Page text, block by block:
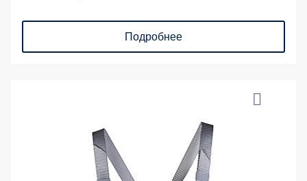
Подробнее